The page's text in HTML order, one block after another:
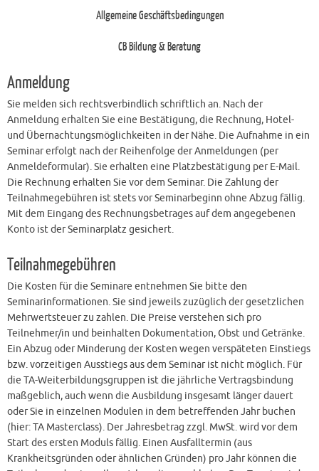
Allgemeine Geschäftsbedingungen
CB Bildung & Beratung
Anmeldung
Sie melden sich rechtsverbindlich schriftlich an. Nach der
Anmeldung erhalten Sie eine Bestätigung, die Rechnung, Hotel-
und Übernachtungsmöglichkeiten in der Nähe. Die Aufnahme in ein
Seminar erfolgt nach der Reihenfolge der Anmeldungen (per
Anmeldeformular). Sie erhalten eine Platzbestätigung per E-Mail.
Die Rechnung erhalten Sie vor dem Seminar. Die Zahlung der
Teilnahmegebühren ist stets vor Seminarbeginn ohne Abzug fällig.
Mit dem Eingang des Rechnungsbetrages auf dem angegebenen
Konto ist der Seminarplatz gesichert.
Teilnahmegebühren
Die Kosten für die Seminare entnehmen Sie bitte den
Seminarinformationen. Sie sind jeweils zuzüglich der gesetzlichen
Mehrwertsteuer zu zahlen. Die Preise verstehen sich pro
Teilnehmer/in und beinhalten Dokumentation, Obst und Getränke.
Ein Abzug oder Minderung der Kosten wegen verspäteten Einstiegs
bzw. vorzeitigen Ausstiegs aus dem Seminar ist nicht möglich. Für
die TA-Weiterbildungsgruppen ist die jährliche Vertragsbindung
maßgeblich, auch wenn die Ausbildung insgesamt länger dauert
oder Sie in einzelnen Modulen in dem betreffenden Jahr buchen
(hier: TA Masterclass). Der Jahresbetrag zzgl. MwSt. wird vor dem
Start des ersten Moduls fällig. Einen Ausfalltermin (aus
Krankheitsgründen oder ähnlichen Gründen) pro Jahr können die